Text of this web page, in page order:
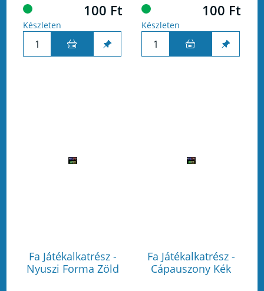
100 Ft
Készleten
100 Ft
Készleten
Fa Játékalkatrész -
Nyuszi Forma Zöld
Fa Játékalkatrész -
Cápauszony Kék